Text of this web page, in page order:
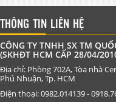
THÔNG TIN LIÊN HỆ
CÔNG TY TNHH SX TM
(SKHĐT HCM CẤP 28/04/
Địa chỉ: Phòng 702A, Tòa nhà
Phú Nhuận, Tp. HCM
Điện thoại: 0982.014139 -